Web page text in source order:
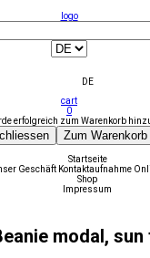
logo
DE
cart
0
erfolgreich zum Warenkorb
Zum Warenkorb
Startseite
Geschäft Kontaktaufnahme
Shop
Impressum
modal, sun